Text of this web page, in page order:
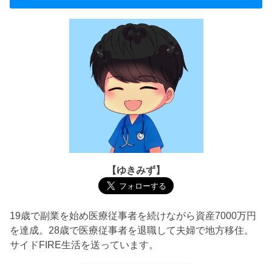
【ゆきみず】
19歳で副業を始め医療従事者を続けながら資産7000万円
を達成。28歳で医療従事者を退職して夫婦で地方移住。
サイドFIRE生活を送っています。